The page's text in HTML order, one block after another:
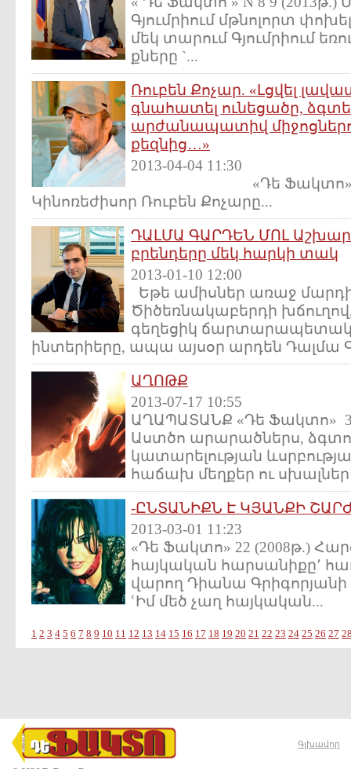
Գյումրիում մթնոլորտ
մեկ տարում Գյումրիում
քները `...
Ռուբեն Քոչար. «Լցվել
գնահատել ունեցածը,
արժանապատիվ
քեզնից…»
2013-04-04 11:30
«Դե Ֆակտո» 82
Կինոռեժիսոր Ռուբեն Քոչարը...
ԴԱԼՄԱ ԳԱՐԴԵՆ ՄՈԼ
բրենդերը մեկ հարկի տակ
2013-01-10 12:00
Եթե ամիսներ առաջ
Ծիծեռնակաբերդի
գեղեցիկ
ինտերիերը, ապա այսօր արդեն Դալմա
ԱՂՈԹՔ
2013-07-17 10:55
ԱՂԱՊԱՏԱՆՔ «Դե Ֆակտո» 3
Աստծո արարածներս,
կատարելության
հաճախ մեղքեր ու սխալներ
-ԸՆՏԱՆԻՔՆ Է ԿՅԱՆՔԻ
2013-03-01 11:23
«Դե Ֆակտո» 22 (2008թ.)
հայկական հարսանիքը՚
վարող Դիանա Գրիգորյանի
ՙԻմ մեծ չաղ հայկական...
1 2 3 4 5 6 7 8 9 10 11 12 13 14 15 16 17 18 19 20 21 22 23 24 25 26 27
Գլխավոր